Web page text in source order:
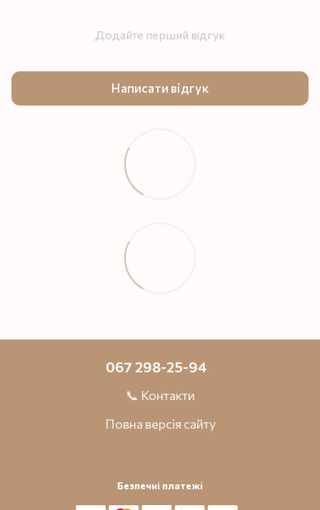
Додайте перший відгук
Написати відгук
067 298-25-94
📞 Контакти
Повна версія сайту
Безпечні платежі